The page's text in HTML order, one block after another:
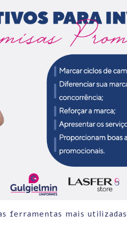
ferramentas mais